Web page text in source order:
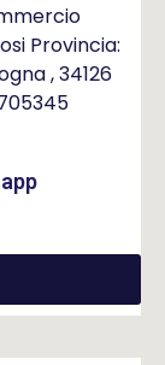
Provincia:
, 34126